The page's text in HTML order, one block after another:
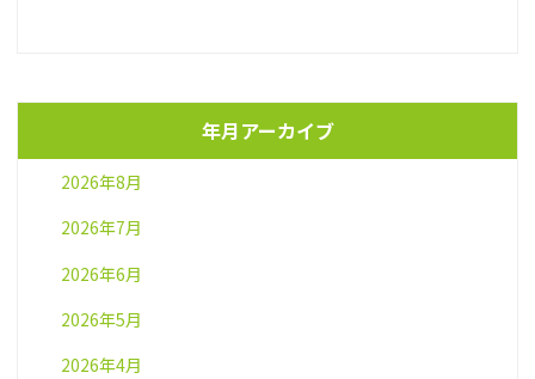
年月アーカイブ
2026年8月
2026年7月
2026年6月
2026年5月
2026年4月